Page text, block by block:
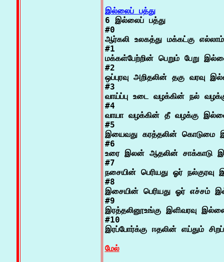
இல்லைப் பத்து
6 இல்லைப் பத்து
#0
ஆர்கலி உலகத்து மக்கட்கு எல்லாம்
#1
மக்கள்பேற்றின் பெறும் பேறு
#2
ஒப்புரவு அறிதலின் தகு வரவு
#3
வாய்ப்பு உடை வழக்கின் நல்
#4
வாயா வழக்கின் தீ வழக்கு
#5
இயைவது கரத்தலின் கொடுமை
#6
உரை இலன் ஆதலின் சாக்காடு
#7
நசையின் பெரியது ஓர் நல்குரவு
#8
இசையின் பெரியது ஓர் எச்சம்
#9
இரத்தலினூஉங்கு இளிவரவு
#10
இரப்போர்க்கு ஈதலின் எய்தும்
மேல்